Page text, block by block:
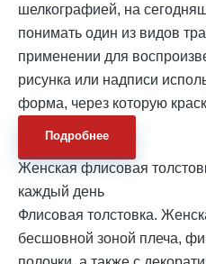
шелкографией, на
понимать один из видов
применении для
рисунка или надписи
форма, через которую
Подробнее
Женская флисовая
каждый день
Флисовая толстовка.
бесшовной зоной плеча,